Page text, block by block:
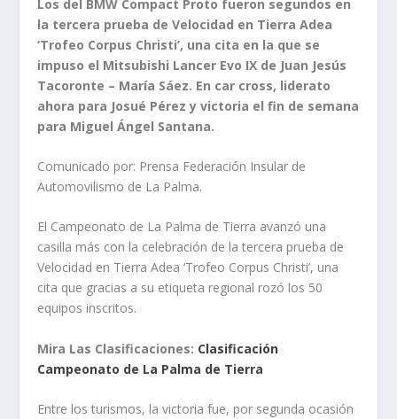
Los del BMW Compact Proto fueron segundos en
la tercera prueba de Velocidad en Tierra Adea
‘Trofeo Corpus Christi’, una cita en la que se
impuso el Mitsubishi Lancer Evo IX de Juan Jesús
Tacoronte – María Sáez. En car cross, liderato
ahora para Josué Pérez y victoria el fin de semana
para Miguel Ángel Santana.
Comunicado por: Prensa Federación Insular de
Automovilismo de La Palma.
El Campeonato de La Palma de Tierra avanzó una
casilla más con la celebración de la tercera prueba de
Velocidad en Tierra Adea ‘Trofeo Corpus Christi’, una
cita que gracias a su etiqueta regional rozó los 50
equipos inscritos.
Mira Las Clasificaciones: Clasificación
Campeonato de La Palma de Tierra
Entre los turismos, la victoria fue, por segunda ocasión